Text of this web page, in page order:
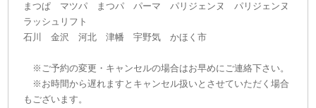
まつぱ マツパ まつパ パーマ パリジェンヌ パリジェンヌ
ラッシュリフト
石川 金沢 河北 津幡 宇野気 かほく市
※ご予約の変更・キャンセルの場合はお早めにご連絡下さい。
※お時間から遅れますとキャンセル扱いとさせていただく場合
もございます。